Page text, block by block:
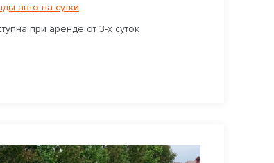
авто на сутки
при аренде от 3-х суток